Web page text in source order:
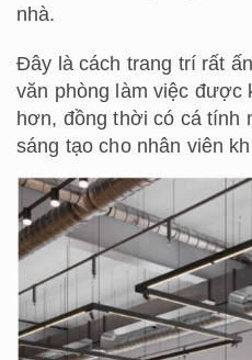
nhà.
Đây là cách trang trí rất
văn phòng làm việc được
hơn, đồng thời có cá tính
sáng tạo cho nhân viên